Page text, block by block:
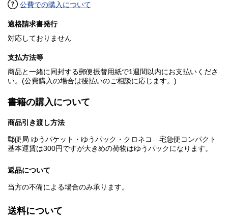
公費での購入について
適格請求書発行
対応しておりません
支払方法等
商品と一緒に同封する郵便振替用紙で1週間以内にお支払いくださ
い。(公費購入の場合は後払いのご相談に応じます。)
書籍の購入について
商品引き渡し方法
郵便局 ゆうパケット・ゆうパック・クロネコ 宅急便コンパクト
基本運賃は300円ですが大きめの荷物はゆうパックになります。
返品について
当方の不備による場合のみ承ります。
送料について